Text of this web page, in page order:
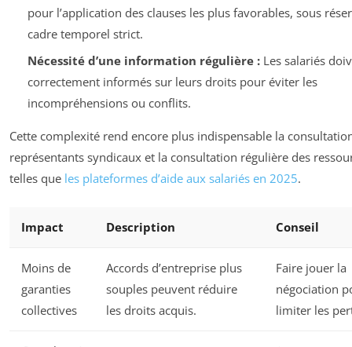
pour l’application des clauses les plus favorables, sous
cadre temporel strict.
Nécessité d’une information régulière :Les salariés
correctement informés sur leurs droits pour éviter les
incompréhensions ou conflits.
Cette complexité rend encore plus indispensable la
représentants syndicaux et la consultation régulière des
telles que les plateformes d’aide aux salariés en 2025.
Impact Description Conseil
Moins de
garanties
collectives
Accords d’entreprise plus
souples peuvent réduire
les droits acquis.
Faire jouer la
négociation
limiter les